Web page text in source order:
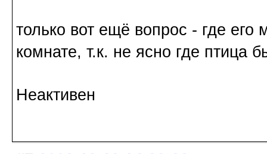
только вот ещё вопрос - где
комнате, т.к. не ясно где птица
Неактивен